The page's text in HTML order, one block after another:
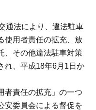
通法により、違法駐車
使用者責任の拡充、放
、その他違法駐車対策
れ、平成18年6月1日か
者責任の拡充」の一つ
安委員会による督促を